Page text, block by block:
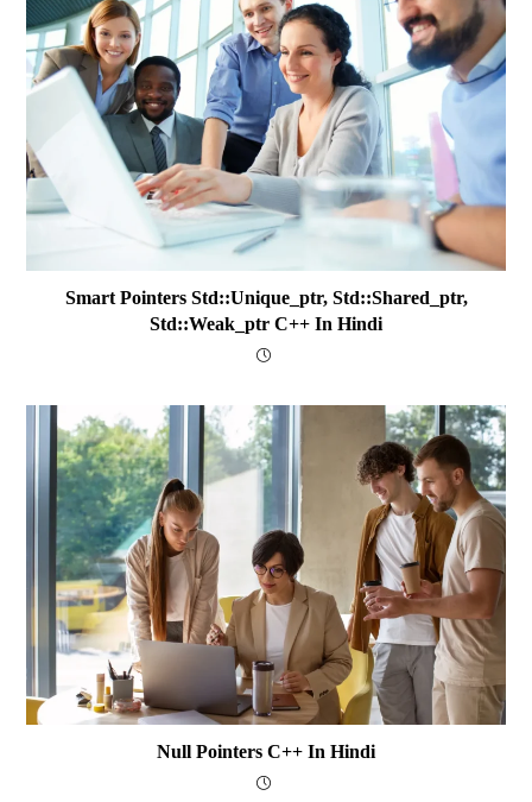
Smart Pointers Std::unique_ptr, Std::shared_ptr,
Std::weak_ptr C++ In Hindi
Null Pointers C++ In Hindi